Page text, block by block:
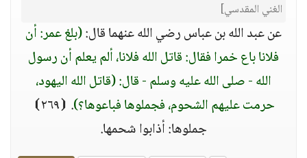
الغني المقدسي]
عن عبد الله بن عباس رضي الله عنهما قال:(بلغ عمر: أن
فلانا باع خمرا فقال: قاتل الله فلانا، ألم يعلم أن رسول
الله - صلى الله عليه وسلم - قال: (قاتل الله اليهود،
حرمت عليهم الشحوم، فجملوها فباعوها؟). ⦗٢٦٩⦘
جملوها: أذابوا شحمها.